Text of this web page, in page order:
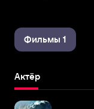
Фильмы 1
Актёр